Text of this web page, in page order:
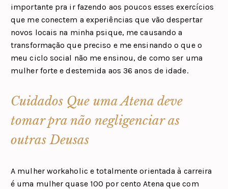
importante pra ir fazendo aos poucos esses exercícios
que me conectem a experiências que vão despertar
novos locais na minha psique, me causando a
transformação que preciso e me ensinando o que o
meu ciclo social não me ensinou, de como ser uma
mulher forte e destemida aos 36 anos de idade.
Cuidados Que uma Atena deve
tomar pra não negligenciar as
outras Deusas
A mulher workaholic e totalmente orientada à carreira
é uma mulher quase 100 por cento Atena que com